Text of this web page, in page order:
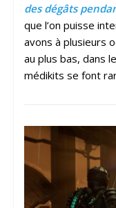
des dégâts
que l’on puisse
avons à plusieurs
au plus bas, dans
médikits se font